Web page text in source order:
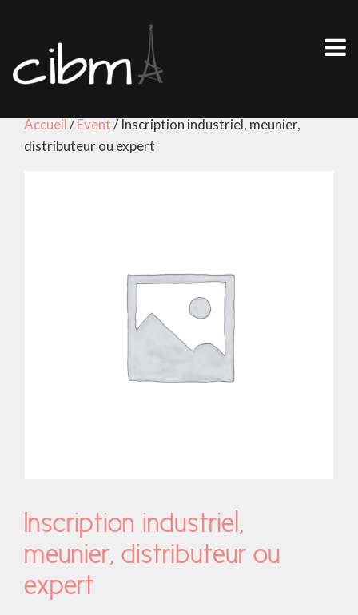
Accueil/Event/ Inscription industriel, meunier,
distributeur ou expert
Inscription industriel,
meunier, distributeur ou
expert